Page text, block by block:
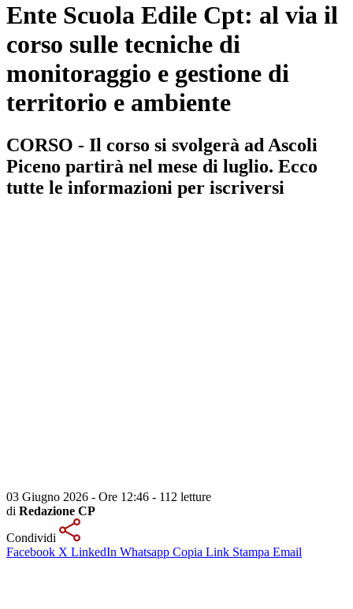
Ente Scuola Edile Cpt: al via il
corso sulle tecniche di
monitoraggio e gestione di
territorio e ambiente
CORSO - Il corso si svolgerà ad Ascoli
Piceno partirà nel mese di luglio. Ecco
tutte le informazioni per iscriversi
03 Giugno 2026 - Ore 12:46 - 112 letture
di Redazione CP
Condividi
Facebook X LinkedIn Whatsapp Copia Link Stampa Email